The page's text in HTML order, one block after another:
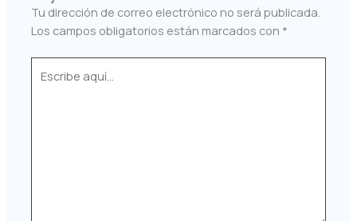
Tu dirección de correo electrónico no será publicada.
Los campos obligatorios están marcados con *
aquí...